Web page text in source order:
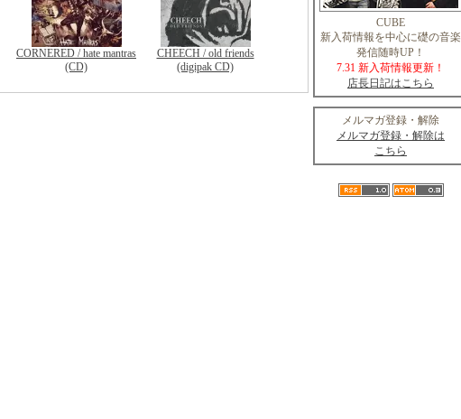
CORNERED / hate mantras
(CD)
CHEECH / old friends
(digipak CD)
CUBE
新入荷情報を中心に礎の音楽
発信随時UP！
7.31 新入荷情報更新！
店長日記はこちら
メルマガ登録・解除
メルマガ登録・解除は
こちら